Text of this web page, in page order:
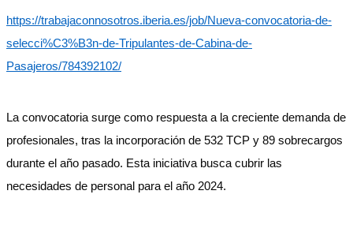
https://trabajaconnosotros.iberia.es/job/Nueva-convocatoria-de-
selecci%C3%B3n-de-Tripulantes-de-Cabina-de-
Pasajeros/784392102/
La convocatoria surge como respuesta a la creciente demanda de
profesionales, tras la incorporación de 532 TCP y 89 sobrecargos
durante el año pasado. Esta iniciativa busca cubrir las
necesidades de personal para el año 2024.